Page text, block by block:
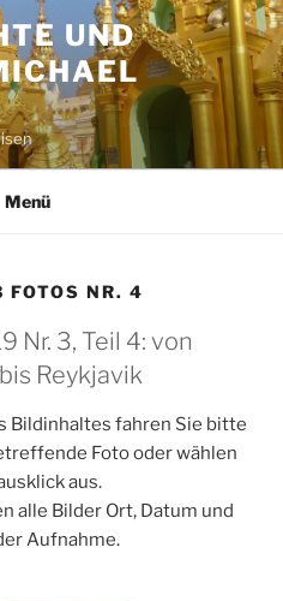
UND
Menü
NR. 4
Nr. 3, Teil 4: von
Reykjavik
Bildinhaltes fahren Sie bitte
Foto oder wählen
aus.
alle Bilder Ort, Datum und
Aufnahme.